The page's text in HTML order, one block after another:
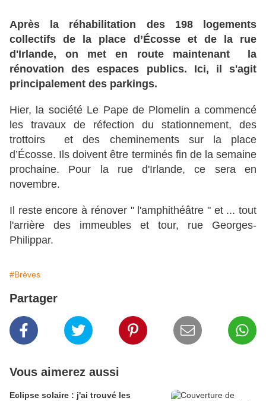
Après la réhabilitation des 198 logements
collectifs de la place d’Écosse et de la rue
d'Irlande, on met en route maintenant la
rénovation des espaces publics. Ici, il s'agit
principalement des parkings.
Hier, la société Le Pape de Plomelin a commencé
les travaux de réfection du stationnement, des
trottoirs et des cheminements sur la place
d’Écosse. Ils doivent être terminés fin de la semaine
prochaine. Pour la rue d'Irlande, ce sera en
novembre.
Il reste encore à rénover " l'amphithéâtre " et ... tout
l'arrière des immeubles et tour, rue Georges-
Philippar.
#Brèves
Partager
Vous aimerez aussi
Eclipse solaire : j'ai trouvé les